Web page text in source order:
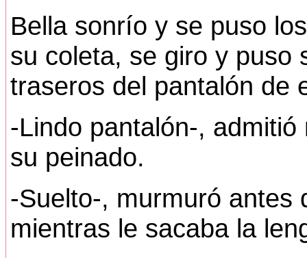
Bella sonrío y se puso
su coleta, se giro y puso
traseros del pantalón de
-Lindo pantalón-,
su peinado.
-Suelto-, murmuró antes
mientras le sacaba la